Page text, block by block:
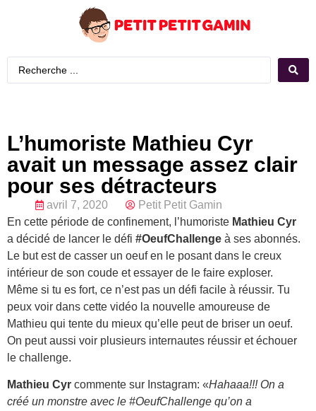
L’humoriste Mathieu Cyr
avait un message assez clair
pour ses détracteurs
avril 7, 2020
Petit Petit Gamin
En cette période de confinement, l’humoriste Mathieu Cyr
a décidé de lancer le défi #OeufChallenge à ses abonnés.
Le but est de casser un oeuf en le posant dans le creux
intérieur de son coude et essayer de le faire exploser.
Même si tu es fort, ce n’est pas un défi facile à réussir. Tu
peux voir dans cette vidéo la nouvelle amoureuse de
Mathieu qui tente du mieux qu’elle peut de briser un oeuf.
On peut aussi voir plusieurs internautes réussir et échouer
le challenge.
Mathieu Cyr commente sur Instagram: «Hahaaa!!! On a
créé un monstre avec le #OeufChallenge qu’on a